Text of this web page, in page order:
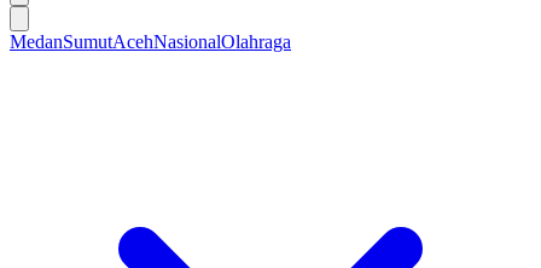
MedanSumutAcehNasionalOlahraga